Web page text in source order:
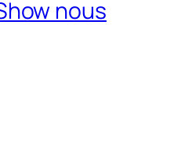
nous